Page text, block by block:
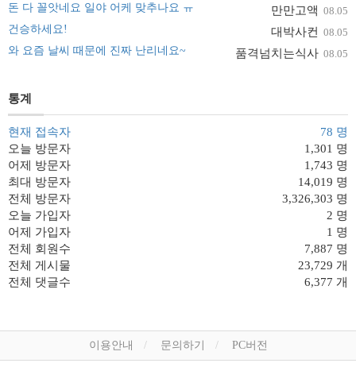
만만고액 08.05
돈 다 꼴앗네요 일야 어케 맞추나요 ㅠ
대박사컨 08.05
건승하세요!
품격넘치는식사 08.05
와 요즘 날씨 때문에 진짜 난리네요~
통계
현재 접속자
78 명
오늘 방문자
1,301 명
어제 방문자
1,743 명
최대 방문자
14,019 명
전체 방문자
3,326,303 명
오늘 가입자
2 명
어제 가입자
1 명
전체 회원수
7,887 명
전체 게시물
23,729 개
전체 댓글수
6,377 개
이용안내 문의하기 PC버전